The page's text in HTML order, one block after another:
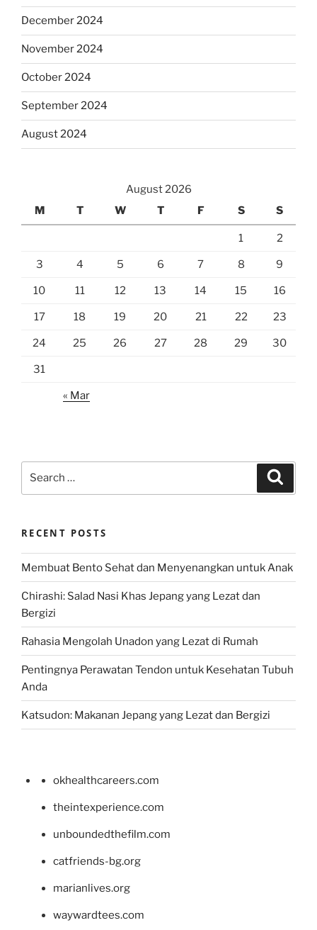
December 2024
November 2024
October 2024
September 2024
August 2024
August 2026
M
T W T F S S
1 2
3 4 5 6 7 8 9
10 11 12 13 14 15 16
17 18 19 20 21 22 23
24 25 26 27 28 29 30
31
« Mar
RECENT POSTS
Membuat Bento Sehat dan Menyenangkan untuk Anak
Chirashi: Salad Nasi Khas Jepang yang Lezat dan
Bergizi
Rahasia Mengolah Unadon yang Lezat di Rumah
Pentingnya Perawatan Tendon untuk Kesehatan Tubuh
Anda
Katsudon: Makanan Jepang yang Lezat dan Bergizi
okhealthcareers.com
theintexperience.com
unboundedthefilm.com
catfriends-bg.org
marianlives.org
waywardtees.com